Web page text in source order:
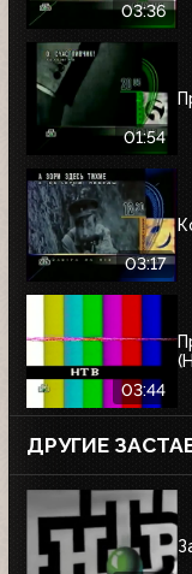
03:36
01:54
03:17
03:44
ДРУГИЕ